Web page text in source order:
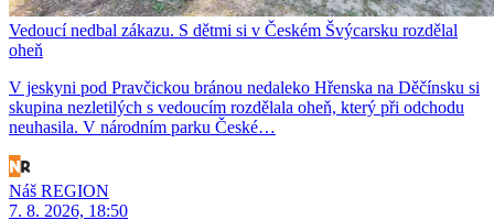
Vedoucí nedbal zákazu. S dětmi si v Českém Švýcarsku rozdělal
oheň
V jeskyni pod Pravčickou bránou nedaleko Hřenska na Děčínsku si
skupina nezletilých s vedoucím rozdělala oheň, který při odchodu
neuhasila. V národním parku České…
Náš REGION
7. 8. 2026, 18:50